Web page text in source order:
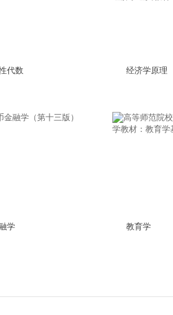
代数 经济学原理
学 教育学